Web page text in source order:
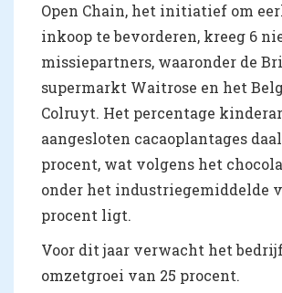
Open Chain, het initiatief om
inkoop te bevorderen, kreeg 6
missiepartners, waaronder de
supermarkt Waitrose en het
Colruyt. Het percentage
aangesloten cacaoplantages
procent, wat volgens het
onder het industriegemiddelde
procent ligt.
Voor dit jaar verwacht het
omzetgroei van 25 procent.